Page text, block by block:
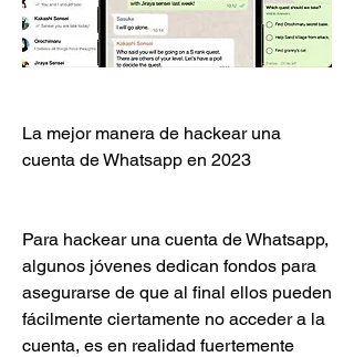
La mejor manera de hackear una
cuenta de Whatsapp en 2023
Para hackear una cuenta de Whatsapp,
algunos jóvenes dedican fondos para
asegurarse de que al final ellos pueden
fácilmente ciertamente no acceder a la
cuenta, es en realidad fuertemente